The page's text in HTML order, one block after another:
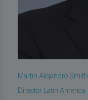
Martin Alejandro Smith
Director Latin America